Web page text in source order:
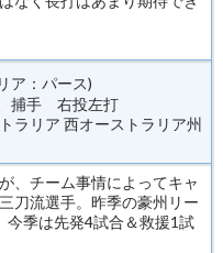
ア：パース)
捕手 右投左打
ラリア 西オーストラリア州
、チーム事情によってキャ
刀流選手。昨季の豪州リー
今季は先発4試合＆救援1試